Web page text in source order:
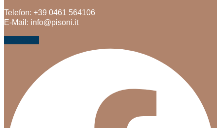
Telefon: +39 0461 564106
E-Mail: info@pisoni.it